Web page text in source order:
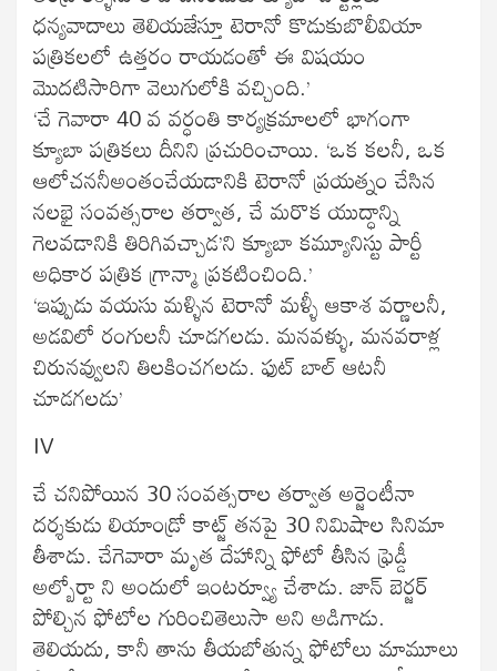
ధన్యవాదాలు తెలియజేస్తూ టెరానో కొడుకుబొలీవియా
పత్రికలలో ఉత్తరం రాయడంతో ఈ విషయం
మొదటిసారిగా వెలుగులోకి వచ్చింది.’
‘చే గెవారా 40 వ వర్ధంతి కార్యక్రమాలలో భాగంగా
క్యూబా పత్రికలు దీనిని ప్రచురించాయి. ‘ఒక కలనీ, ఒక
ఆలోచననీఅంతంచేయడానికి టెరానో ప్రయత్నం చేసిన
నలభై సంవత్సరాల తర్వాత, చే మరొక యుద్ధాన్ని
గెలవడానికి తిరిగివచ్చాడ’ని క్యూబా కమ్యూనిస్టు పార్టీ
అధికార పత్రిక గ్రాన్మా ప్రకటించింది.’
‘ఇప్పుడు వయసు మళ్ళిన టెరానో మళ్ళీ ఆకాశ వర్ణాలనీ,
అడవిలో రంగులనీ చూడగలడు. మనవళ్ళు, మనవరాళ్ల
చిరునవ్వులని తిలకించగలడు. ఫుట్ బాల్ ఆటనీ
చూడగలడు’
IV
చే చనిపోయిన 30 సంవత్సరాల తర్వాత అర్జెంటీనా
దర్శకుడు లియాండ్రో కాట్జ్ తనపై 30 నిమిషాల సినిమా
తీశాడు. చేగెవారా మృత దేహాన్ని ఫోటో తీసిన ఫ్రెడ్డీ
అల్బోర్టా ని అందులో ఇంటర్వ్యూ చేశాడు. జాన్ బెర్జర్
పోల్చిన ఫోటోల గురించితెలుసా అని అడిగాడు.
తెలియదు, కానీ తాను తీయబోతున్న ఫోటోలు మామూలు